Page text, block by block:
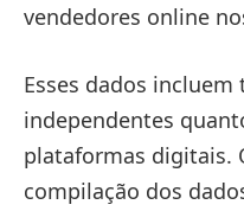
vendedores online
Esses dados
independentes
plataformas digitais.
compilação dos